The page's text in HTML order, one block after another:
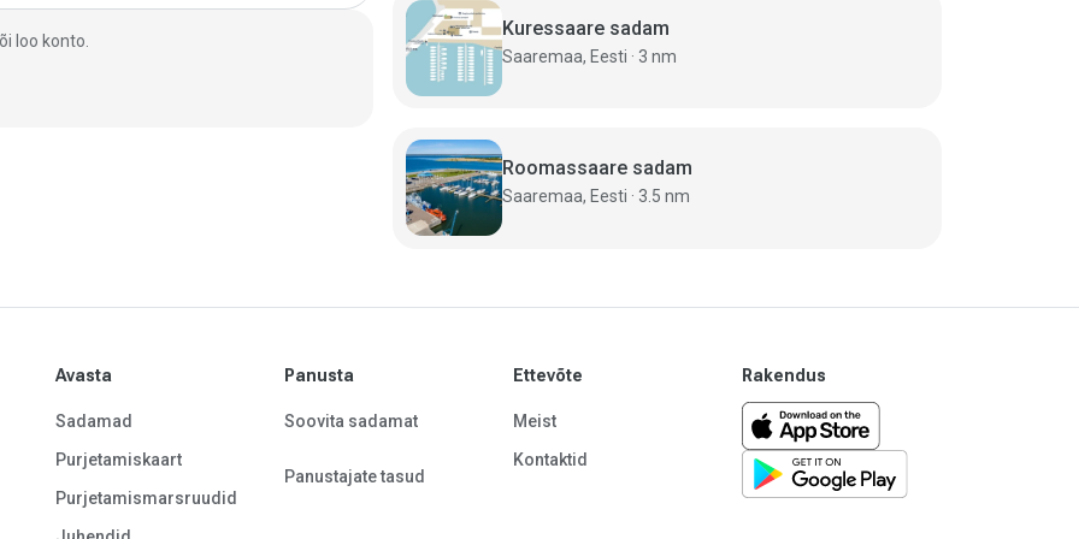
loo konto.
Kuressaare sadam
Saaremaa, Eesti · 3 nm
Roomassaare sadam
Saaremaa, Eesti · 3.5 nm
Avasta
Sadamad
Purjetamiskaart
Purjetamismarsruudid
Panusta
Soovita sadamat
Panustajate tasud
Ettevõte
Meist
Kontaktid
Rakendus